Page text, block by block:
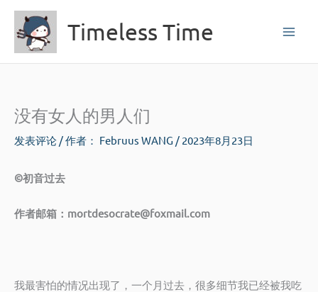
容
Timeless Time
没有女人的男人们
发表评论 / 作者： Februus WANG / 2023年8月23日
©初音过去
作者邮箱：mortdesocrate@foxmail.com
我最害怕的情况出现了，一个月过去，很多细节我已经被我吃